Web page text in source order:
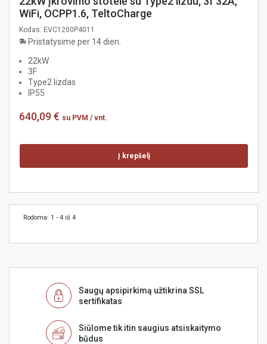
WiFi, OCPP1.6, TeltoCharge
Kodas: EVC1200P4011
Pristatysime per 14 dien.
22kW
3F
Type2 lizdas
IP55
640,09 € su PVM / vnt.
Į krepšelį
Rodoma: 1 - 4 iš 4
Saugų apsipirkimą užtikrina SSL
sertifikatas
Siūlome tik itin saugius atsiskaitymo
būdus